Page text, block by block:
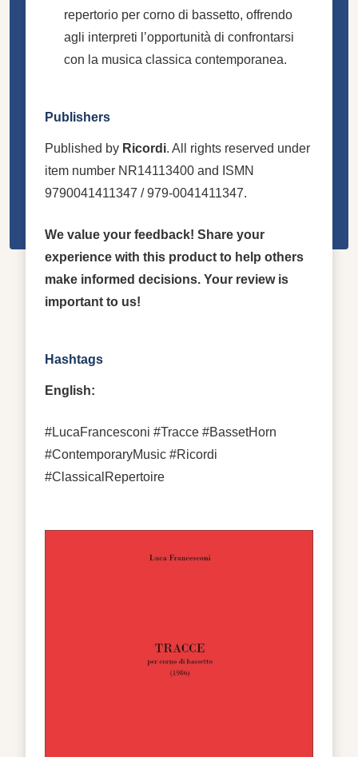
repertorio per corno di bassetto, offrendo
agli interpreti l’opportunità di confrontarsi
con la musica classica contemporanea.
Publishers
Published by Ricordi. All rights reserved under
item number NR14113400 and ISMN
9790041411347 / 979-0041411347.
We value your feedback! Share your
experience with this product to help others
make informed decisions. Your review is
important to us!
Hashtags
English:
#LucaFrancesconi #Tracce #BassetHorn
#ContemporaryMusic #Ricordi
#ClassicalRepertoire